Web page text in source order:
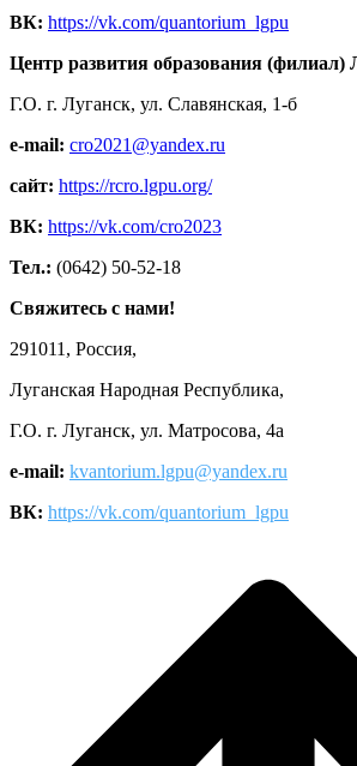
ВК: https://vk.com/quantorium_lgpu
Центр развития образования
Г.О. г. Луганск, ул. Славянская, 1-б
e-mail: cro2021@yandex.ru
сайт: https://rcro.lgpu.org/
ВК: https://vk.com/cro2023
Тел.: (0642) 50-52-18
Свяжитесь с нами!
291011, Россия,
Луганская Народная Республика,
Г.О. г. Луганск, ул. Матросова, 4а
e-mail: kvantorium.lgpu@yandex.ru
ВК: https://vk.com/quantorium_lgpu